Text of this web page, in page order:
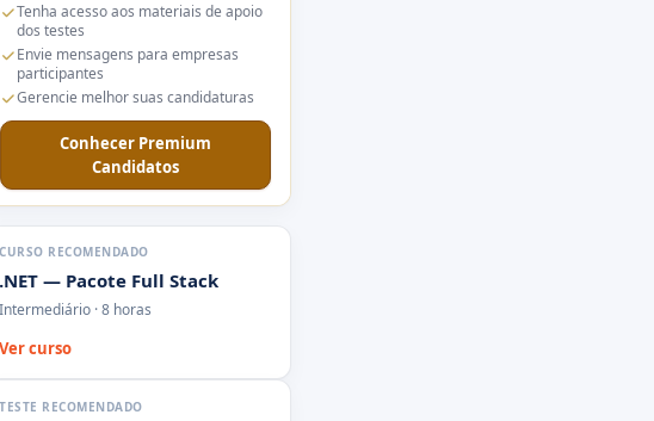
Tenha acesso aos materiais de apoio
dos testes
Envie mensagens para empresas
participantes
Gerencie melhor suas candidaturas
Conhecer Premium
Candidatos
CURSO RECOMENDADO
.NET — Pacote Full Stack
Intermediário · 8 horas
Ver curso
TESTE RECOMENDADO